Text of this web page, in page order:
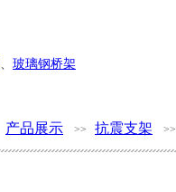
、 玻璃钢桥架
产品展示 >> 抗震支架 >>